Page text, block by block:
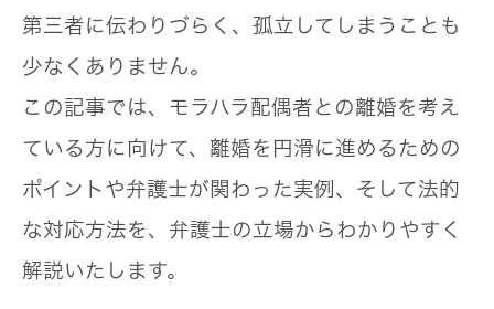
第三者に伝わりづらく、孤立してしまうことも
少なくありません。
この記事では、モラハラ配偶者との離婚を考え
ている方に向けて、離婚を円滑に進めるための
ポイントや弁護士が関わった実例、そして法的
な対応方法を、弁護士の立場からわかりやすく
解説いたします。